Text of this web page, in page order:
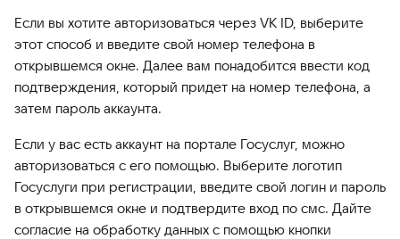
Если вы хотите авторизоваться через VK ID, выберите
этот способ и введите свой номер телефона в
открывшемся окне. Далее вам понадобится ввести код
подтверждения, который придет на номер телефона, а
затем пароль аккаунта.
Если у вас есть аккаунт на портале Госуслуг, можно
авторизоваться с его помощью. Выберите логотип
Госуслуги при регистрации, введите свой логин и пароль
в открывшемся окне и подтвердите вход по смс. Дайте
согласие на обработку данных с помощью кнопки